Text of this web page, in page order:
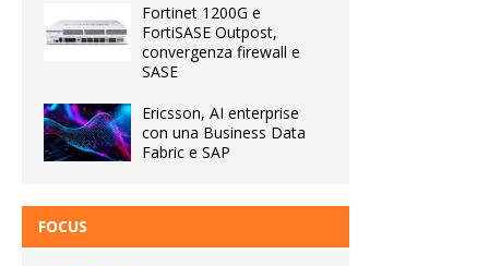
Fortinet 1200G e
FortiSASE Outpost,
convergenza firewall e
SASE
Ericsson, AI enterprise
con una Business Data
Fabric e SAP
FOCUS